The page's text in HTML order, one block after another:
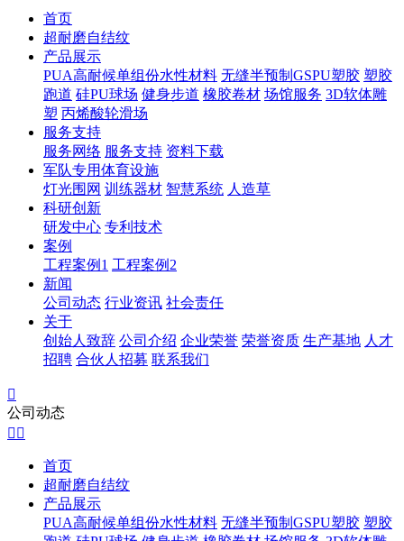
首页
超耐磨自结纹
产品展示
PUA高耐候单组份水性材料 无缝半预制GSPU塑胶 塑胶
跑道 硅PU球场 健身步道 橡胶卷材 场馆服务 3D软体雕
塑 丙烯酸轮滑场
服务支持
服务网络 服务支持 资料下载
军队专用体育设施
灯光围网 训练器材 智慧系统 人造草
科研创新
研发中心 专利技术
案例
工程案例1 工程案例2
新闻
公司动态 行业资讯 社会责任
关于
创始人致辞 公司介绍 企业荣誉 荣誉资质 生产基地 人才
招聘 合伙人招募 联系我们

公司动态
 
首页
超耐磨自结纹
产品展示
PUA高耐候单组份水性材料 无缝半预制GSPU塑胶 塑胶